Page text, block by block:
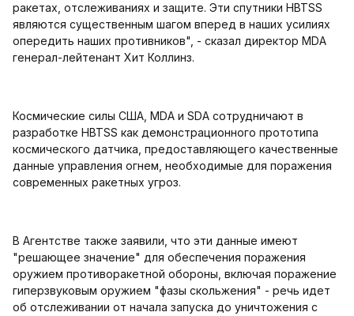
ракетах, отслеживаниях и защите. Эти спутники HBTSS
являются существенным шагом вперед в наших усилиях
опередить наших противников", - сказал директор MDA
генерал-лейтенант Хит Коллинз.
Космические силы США, MDA и SDA сотрудничают в
разработке HBTSS как демонстрационного прототипа
космического датчика, предоставляющего качественные
данные управления огнем, необходимые для поражения
современных ракетных угроз.
В Агентстве также заявили, что эти данные имеют
"решающее значение" для обеспечения поражения
оружием противоракетной обороны, включая поражение
гиперзвуковым оружием "фазы скольжения" - речь идет
об отслеживании от начала запуска до уничтожения с